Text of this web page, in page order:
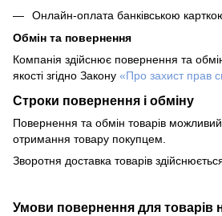
Онлайн-оплата банківською
Обмін та повернення
Компанія здійснює повернення та
якості згідно Закону «Про захист прав
Строки повернення і обміну
Повернення та обмін товарів
отримання товару покупцем.
Зворотня доставка товарів
Умови повернення для товарів